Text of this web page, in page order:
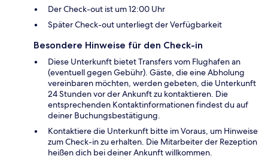
Der Check-out ist um 12:00 Uhr
Später Check-out unterliegt der Verfügbarkeit
Besondere Hinweise für den Check-in
Diese Unterkunft bietet Transfers vom Flughafen an
(eventuell gegen Gebühr). Gäste, die eine Abholung
vereinbaren möchten, werden gebeten, die Unterkunft
24 Stunden vor der Ankunft zu kontaktieren. Die
entsprechenden Kontaktinformationen findest du auf
deiner Buchungsbestätigung.
Kontaktiere die Unterkunft bitte im Voraus, um Hinweise
zum Check-in zu erhalten. Die Mitarbeiter der Rezeption
heißen dich bei deiner Ankunft willkommen.